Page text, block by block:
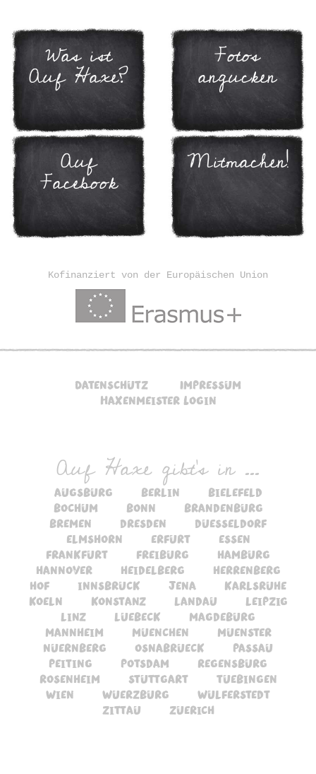
Was ist
Auf Haxe?
Fotos
angucken
Auf
Facebook
Mitmachen!
Kofinanziert von der Europäischen Union
Datenschutz
Impressum
Haxenmeister Login
Auf Haxe gibt's in ...
augsburg berlin
bielefeld
bochum
bonn
brandenburg
bremen
dresden
duesseldorf
elmshorn
erfurt
essen
frankfurt
freiburg
hamburg
hannover
heidelberg
herrenberg
hof
innsbruck jena
karlsruhe
koeln
konstanz landau
leipzig
linz
luebeck
magdeburg
mannheim
muenchen
muenster
nuernberg
osnabrueck
passau
peiting
potsdam
regensburg
rosenheim
stuttgart
tuebingen
wien
wuerzburg
wulferstedt
zittau
zuerich